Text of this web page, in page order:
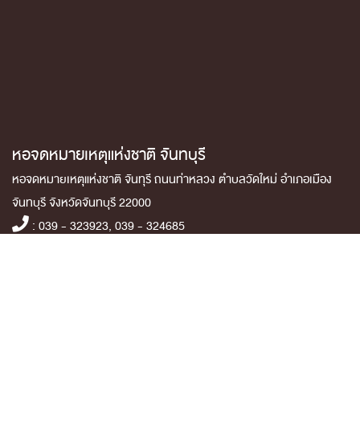
หอจดหมายเหตุแห่งชาติ จันทบุรี
หอจดหมายเหตุแห่งชาติ จันทุรี ถนนท่าหลวง ตำบลวัดใหม่ อำเภอเมือง
จันทบุรี จังหวัดจันทบุรี 22000
: 039 - 323923, 039 - 324685